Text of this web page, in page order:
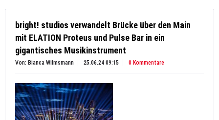
bright! studios verwandelt Brücke über den Main
mit ELATION Proteus und Pulse Bar in ein
gigantisches Musikinstrument
Von: Bianca Wilmsmann 25.06.24 09:15 0 Kommentare